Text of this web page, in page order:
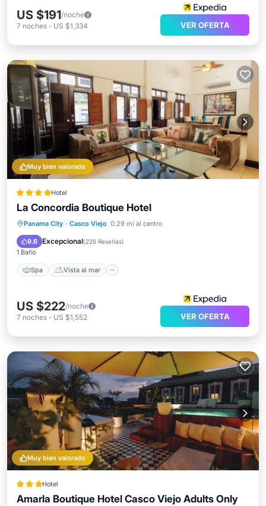
US $191/noche
7 noches - US $1,334 VER OFERTA
Muy bien valorado
Hotel
La Concordia Boutique Hotel
Panama City · Casco Viejo 0.29 mi al centro
9.6 Excepcional(226 Reseñas)
1 Baño
Spa Vista al mar
Spa Vista al mar
Balcón/Terraza
Vistas
US $222/noche
7 noches - US $1,552 VER OFERTA
Muy bien valorado
Hotel
Amarla Boutique Hotel Casco Viejo Adults Only